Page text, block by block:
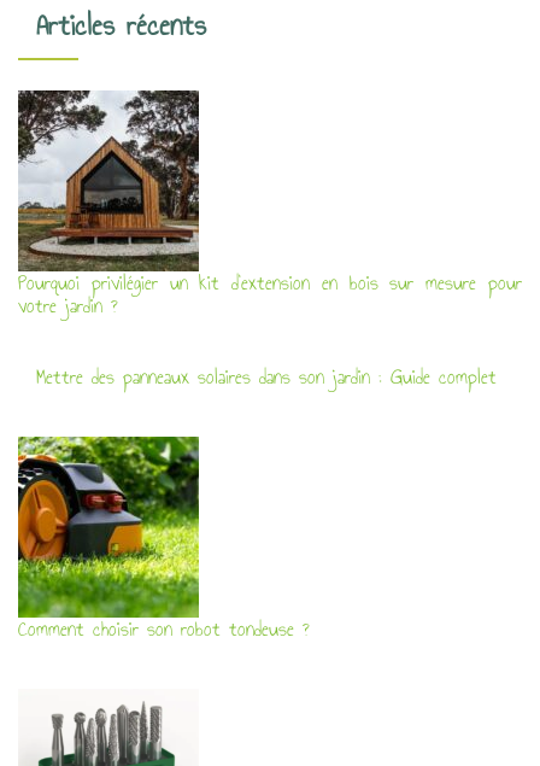
Articles récents
Pourquoi privilégier un kit d’extension en bois sur mesure pour
votre jardin ?
Mettre des panneaux solaires dans son jardin : Guide complet
Comment choisir son robot tondeuse ?